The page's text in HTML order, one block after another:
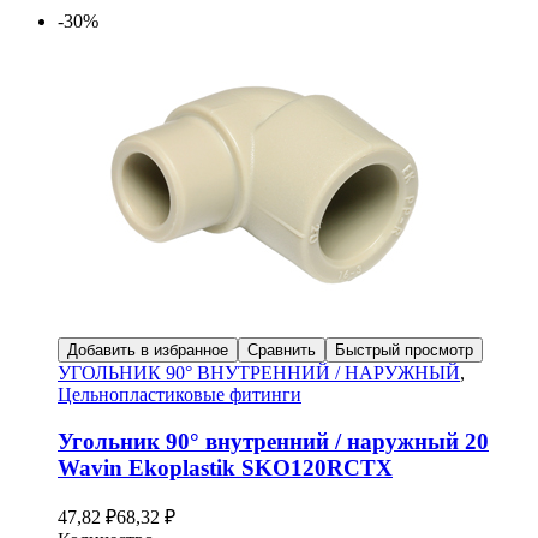
-30%
Добавить в избранное Сравнить Быстрый просмотр
УГОЛЬНИК 90° ВНУТРЕННИЙ / НАРУЖНЫЙ,
Цельнопластиковые фитинги
Угольник 90° внутренний / наружный 20
Wavin Ekoplastik SKO120RCTX
47,82 ₽68,32 ₽